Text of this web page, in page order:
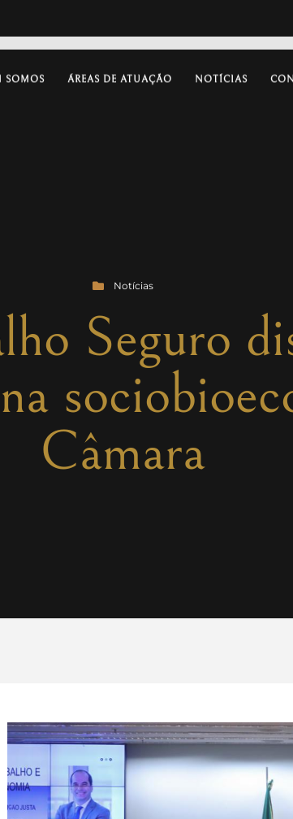
SOMOS ÁREAS DE ATUAÇÃO NOTÍCIAS
Notícias
Seguro
Câmara